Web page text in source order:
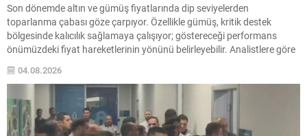
Son dönemde altın ve gümüş fiyatlarında dip seviyelerden
toparlanma çabası göze çarpıyor. Özellikle gümüş, kritik destek
bölgesinde kalıcılık sağlamaya çalışıyor; göstereceği performans
önümüzdeki fiyat hareketlerinin yönünü belirleyebilir. Analistlere göre
bekliyor; gelecek makro veriler veya jeopolitik gelişmeler sert
hareketlere neden olabilir. Gümüşte İzlenen...
04.08.2026